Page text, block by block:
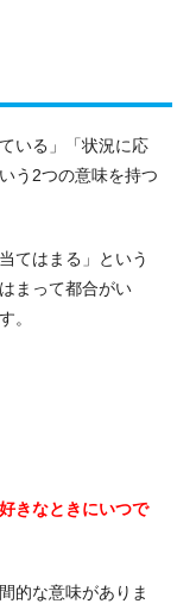
いる」「状況に応
う2つの意味を持つ
てはまる」という
まって都合がい
。
きなときにいつで
的な意味がありま